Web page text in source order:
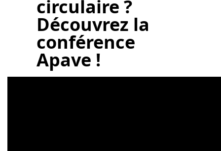
circulaire ?
Découvrez la
conférence
Apave !